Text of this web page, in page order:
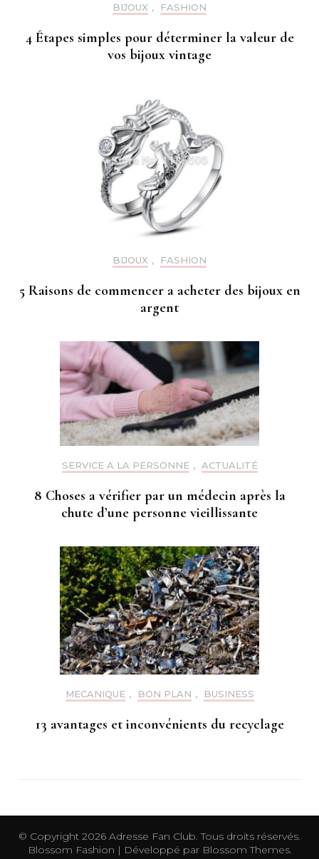
BIJOUX , FASHION
4 Étapes simples pour déterminer la valeur de
vos bijoux vintage
BIJOUX , FASHION
5 Raisons de commencer a acheter des bijoux en
argent
SERVICE A LA PERSONNE , ACTUALITÉ
8 Choses a vérifier par un médecin après la
chute d’une personne vieillissante
MECANIQUE , BON PLAN , BUSINESS
13 avantages et inconvénients du recyclage
© Copyright 2026 Adresse Fan Club. Tous droits réservés.
Blossom Fashion | Développé parBlossom Themes.